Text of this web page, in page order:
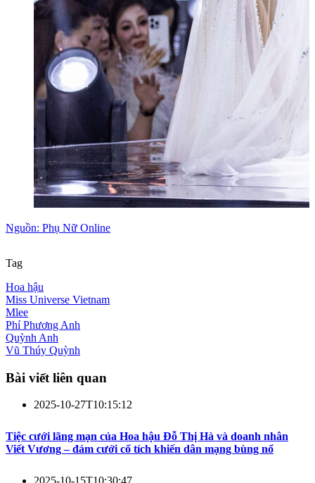
Nguồn: Phụ Nữ Online
Tag
Hoa hậu
Miss Universe Vietnam
Mlee
Phí Phương Anh
Quỳnh Anh
Vũ Thúy Quỳnh
Bài viết liên quan
2025-10-27T10:15:12
Tiệc cưới lãng mạn của Hoa hậu Đỗ Thị Hà và doanh nhân
Viết Vương – đám cưới cổ tích khiến dân mạng bùng nổ
2025-10-15T10:30:47